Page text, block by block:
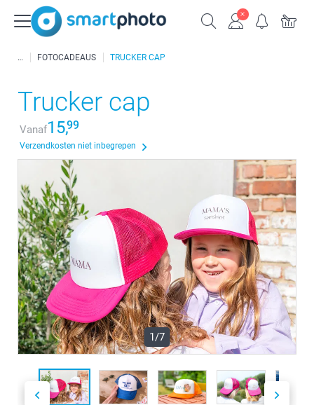
FOTOCADEAUS TRUCKER CAP
Trucker cap
Vanaf15,99
Verzendkosten niet inbegrepen
1/7